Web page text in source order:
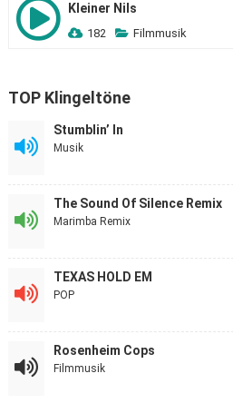
Kleiner Nils
182 Filmmusik
TOP Klingeltöne
Stumblin’ In
Musik
The Sound Of Silence Remix
Marimba Remix
TEXAS HOLD EM
POP
Rosenheim Cops
Filmmusik